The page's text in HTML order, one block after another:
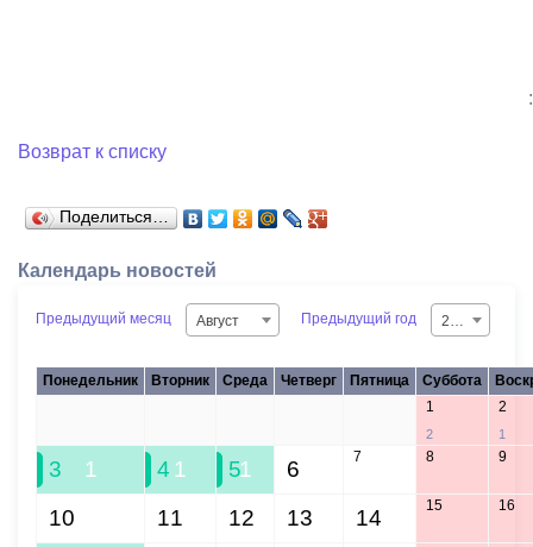
:
Возврат к списку
Поделиться…
Календарь новостей
Предыдущий месяц Август Предыдущий год 2026
Понедельник Вторник Среда Четверг Пятница Суббота
1
2
2
1
3 1 4 1 51 6 7 8 9
10 11 12 13 14 15 16